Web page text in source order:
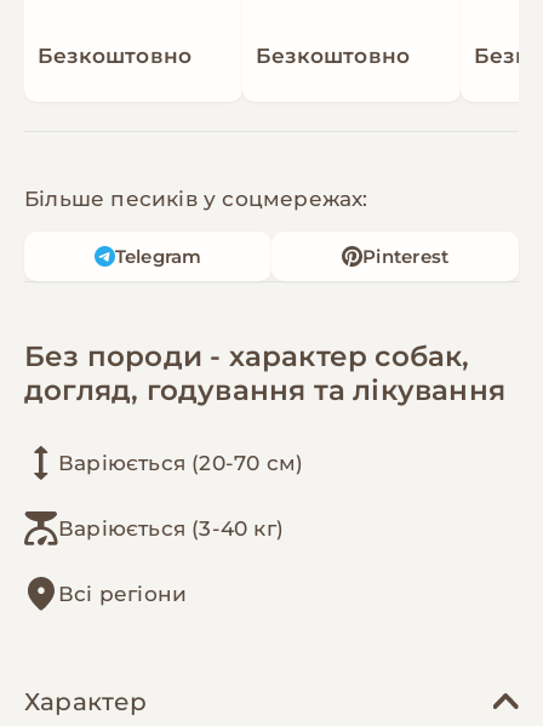
Безкоштовно Безкоштовно
Більше песиків у соцмережах:
Telegram Pinterest
Без породи - характер собак,
догляд, годування та лікування
Варіюється (20-70 см)
Варіюється (3-40 кг)
Всі регіони
Характер